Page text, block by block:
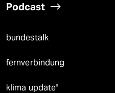
Podcast
bundestalk
fernverbindung
klima update°